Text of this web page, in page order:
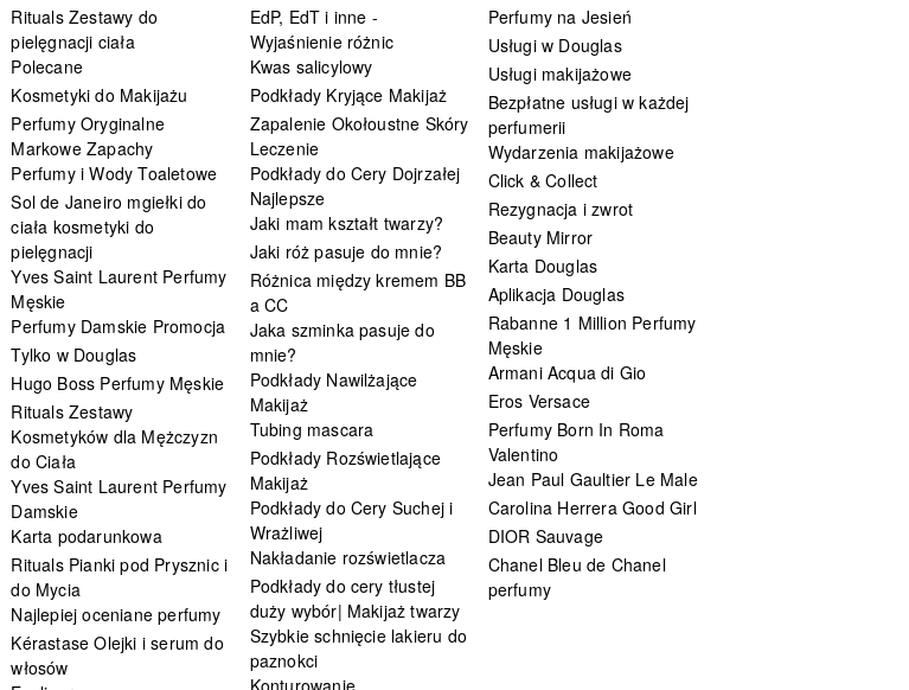
Rituals Zestawy do
pielęgnacji ciała
Polecane
Kosmetyki do Makijażu
Perfumy Oryginalne
Markowe Zapachy
Perfumy i Wody Toaletowe
Sol de Janeiro mgiełki do
ciała kosmetyki do
pielęgnacji
Yves Saint Laurent Perfumy
Męskie
Perfumy Damskie Promocja
Tylko w Douglas
Hugo Boss Perfumy Męskie
Rituals Zestawy
Kosmetyków dla Mężczyzn
do Ciała
Yves Saint Laurent Perfumy
Damskie
Karta podarunkowa
Rituals Pianki pod Prysznic i
do Mycia
Najlepiej oceniane perfumy
Kérastase Olejki i serum do
włosów
EdP, EdT i inne -
Wyjaśnienie różnic
Kwas salicylowy
Podkłady Kryjące Makijaż
Zapalenie Okołoustne Skóry
Leczenie
Podkłady do Cery Dojrzałej
Najlepsze
Jaki mam kształt twarzy?
Jaki róż pasuje do mnie?
Różnica między kremem BB
a CC
Jaka szminka pasuje do
mnie?
Podkłady Nawilżające
Makijaż
Tubing mascara
Podkłady Rozświetlające
Makijaż
Podkłady do Cery Suchej i
Wrażliwej
Nakładanie rozświetlacza
Podkłady do cery tłustej
duży wybór| Makijaż twarzy
Szybkie schnięcie lakieru do
paznokci
Konturowanie
Perfumy na Jesień
Usługi w Douglas
Usługi makijażowe
Bezpłatne usługi w każdej
perfumerii
Wydarzenia makijażowe
Click & Collect
Rezygnacja i zwrot
Beauty Mirror
Karta Douglas
Aplikacja Douglas
Rabanne 1 Million Perfumy
Męskie
Armani Acqua di Gio
Eros Versace
Perfumy Born In Roma
Valentino
Jean Paul Gaultier Le Male
Carolina Herrera Good Girl
DIOR Sauvage
Chanel Bleu de Chanel
perfumy